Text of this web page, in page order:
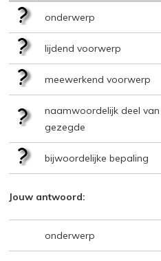
onderwerp
lijdend voorwerp
meewerkend voorwerp
naamwoordelijk deel
gezegde
bijwoordelijke bepaling
Jouw antwoord:
onderwerp